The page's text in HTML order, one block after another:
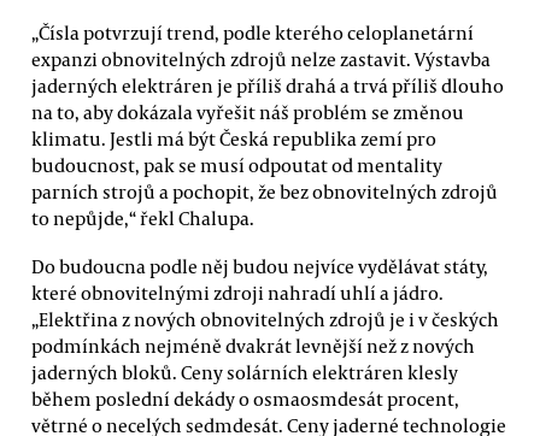
„Čísla potvrzují trend, podle kterého celoplanetární
expanzi obnovitelných zdrojů nelze zastavit. Výstavba
jaderných elektráren je příliš drahá a trvá příliš dlouho
na to, aby dokázala vyřešit náš problém se změnou
klimatu. Jestli má být Česká republika zemí pro
budoucnost, pak se musí odpoutat od mentality
parních strojů a pochopit, že bez obnovitelných zdrojů
to nepůjde,“ řekl Chalupa.
Do budoucna podle něj budou nejvíce vydělávat státy,
které obnovitelnými zdroji nahradí uhlí a jádro.
„Elektřina z nových obnovitelných zdrojů je i v českých
podmínkách nejméně dvakrát levnější než z nových
jaderných bloků. Ceny solárních elektráren klesly
během poslední dekády o osmaosmdesát procent,
větrné o necelých sedmdesát. Ceny jaderné technologie